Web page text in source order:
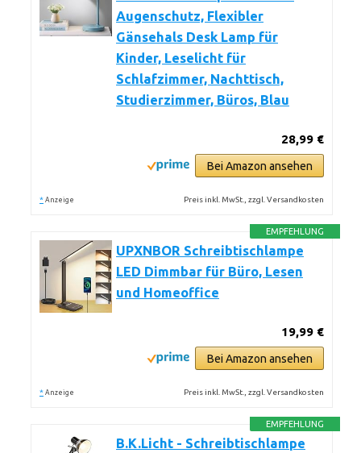
Augenschutz, Flexibler
Gänsehals Desk Lamp für
Kinder, Leselicht für
Schlafzimmer, Nachttisch,
Studierzimmer, Büros, Blau
28,99 €
Bei Amazon ansehen
* Anzeige Preis inkl. MwSt., zzgl. Versandkosten
EMPFEHLUNG
UPXNBOR Schreibtischlampe
LED Dimmbar für Büro, Lesen
und Homeoffice
19,99 €
Bei Amazon ansehen
* Anzeige Preis inkl. MwSt., zzgl. Versandkosten
EMPFEHLUNG
B.K.Licht - Schreibtischlampe